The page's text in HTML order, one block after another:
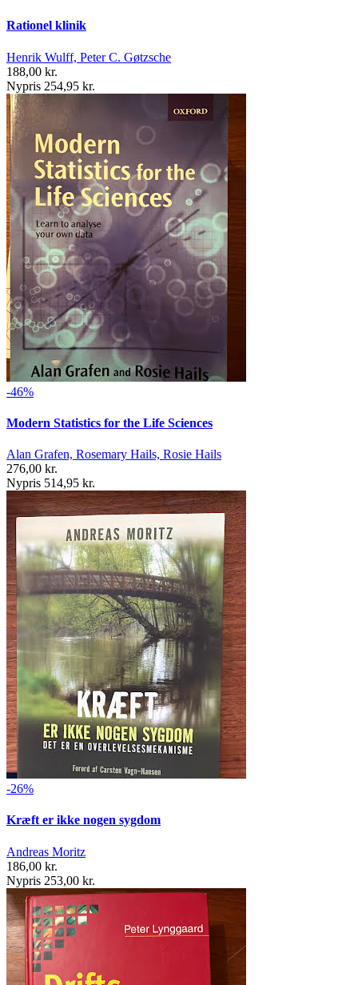
Rationel klinik
Henrik Wulff, Peter C. Gøtzsche
188,00 kr.
Nypris 254,95 kr.
-46%
Modern Statistics for the Life Sciences
Alan Grafen, Rosemary Hails, Rosie Hails
276,00 kr.
Nypris 514,95 kr.
-26%
Kræft er ikke nogen sygdom
Andreas Moritz
186,00 kr.
Nypris 253,00 kr.